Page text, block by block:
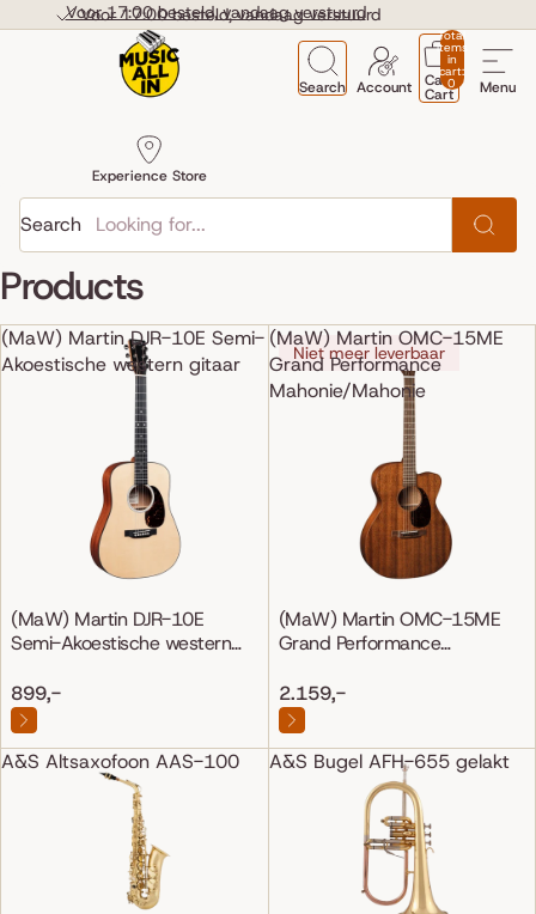
Voor 17:00 besteld, vandaag verstuurd
Voor 17:00 besteld, vandaag verstuurd
Menu
Search
Experience Store
Account
Total
items
in
cart:
0
Cart
Cart
Search
Products
(MaW) Martin DJR-10E Semi-
Akoestische western gitaar
(MaW) Martin DJR-10E
Semi-Akoestische western
899,-
(MaW) Martin OMC-15ME
Grand Performance
Mahonie/Mahonie
Niet meer leverbaar
(MaW) Martin OMC-15ME
Grand Performance
2.159,-
A&S Altsaxofoon AAS-100 A&S Bugel AFH-655 gelakt